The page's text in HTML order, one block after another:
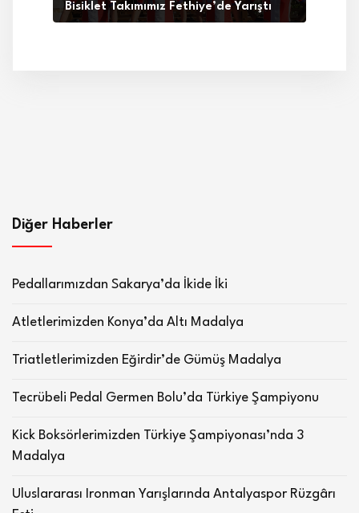
Bisiklet Takımımız Fethiye’de Yarıştı
Diğer Haberler
Pedallarımızdan Sakarya’da İkide İki
Atletlerimizden Konya’da Altı Madalya
Triatletlerimizden Eğirdir’de Gümüş Madalya
Tecrübeli Pedal Germen Bolu’da Türkiye Şampiyonu
Kick Boksörlerimizden Türkiye Şampiyonası’nda 3
Madalya
Uluslararası Ironman Yarışlarında Antalyaspor Rüzgârı